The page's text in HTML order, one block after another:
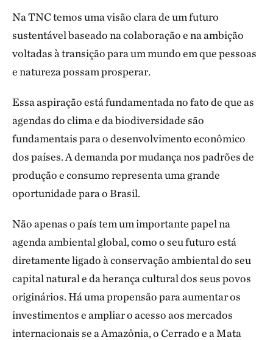
Na TNC temos uma visão clara de um futuro
sustentável baseado na colaboração e na ambição
voltadas à transição para um mundo em que pessoas
e natureza possam prosperar.
Essa aspiração está fundamentada no fato de que as
agendas do clima e da biodiversidade são
fundamentais para o desenvolvimento econômico
dos países. A demanda por mudança nos padrões de
produção e consumo representa uma grande
oportunidade para o Brasil.
Não apenas o país tem um importante papel na
agenda ambiental global, como o seu futuro está
diretamente ligado à conservação ambiental do seu
capital natural e da herança cultural dos seus povos
originários. Há uma propensão para aumentar os
investimentos e ampliar o acesso aos mercados
internacionais se a Amazônia, o Cerrado e a Mata